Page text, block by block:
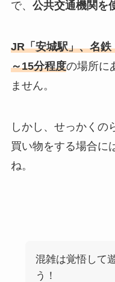
で、 公共交通機関を
JR「安城駅」、名鉄
～15分程度の場所に
ません。
しかし、せっかくの
買い物をする場合に
ね。
混雑は覚悟して
う！